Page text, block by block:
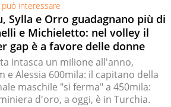
può interessare
Sylla e Orro guadagnano più di
e Michieletto: nel volley il
gap è a favore delle donne
intasca un milione all'anno,
e Alessia 600mila: il capitano della
maschile "si ferma" a 450mila:
d'oro, a oggi, è in Turchia.